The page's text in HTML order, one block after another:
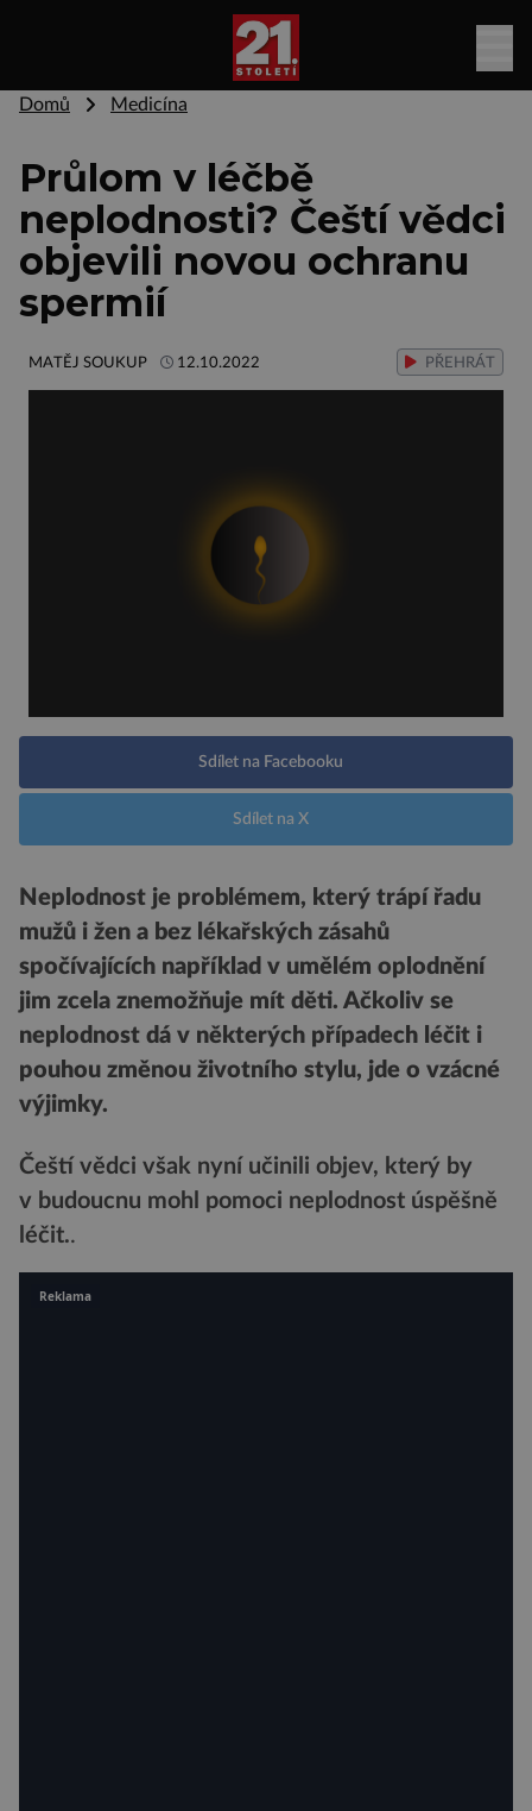
Domů Medicína
Průlom v léčbě
neplodnosti? Čeští vědci
objevili novou ochranu
spermií
MATĚJ SOUKUP 12.10.2022 PŘEHRÁT
Sdílet na Facebooku
Sdílet na X
Neplodnost je problémem, který trápí řadu
mužů i žen a bez lékařských zásahů
spočívajících například v umělém oplodnění
jim zcela znemožňuje mít děti. Ačkoliv se
neplodnost dá v některých případech léčit i
pouhou změnou životního stylu, jde o vzácné
výjimky.
Čeští vědci však nyní učinili objev, který by
v budoucnu mohl pomoci neplodnost úspěšně
léčit..
Reklama